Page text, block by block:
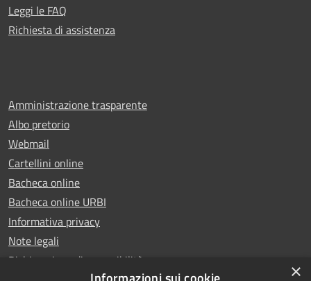
Leggi le FAQ
Richiesta di assistenza
Amministrazione trasparente
Albo pretorio
Webmail
Cartellini online
Bacheca online
Bacheca online URBI
Informativa privacy
Note legali
Dichiarazione di accessibilità
×